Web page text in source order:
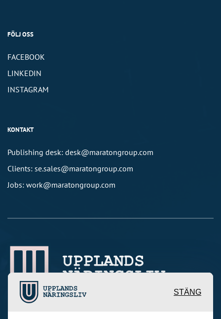
FÖLJ OSS
FACEBOOK
LINKEDIN
INSTAGRAM
KONTAKT
Publishing desk: desk@maratongroup.com
Clients: se.sales@maratongroup.com
Jobs: work@maratongroup.com
STÄNG